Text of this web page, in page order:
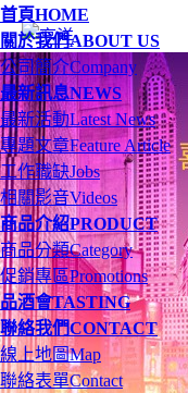
首頁HOME
關於我們ABOUT US
公司簡介Company
最新訊息NEWS
最新活動Latest News
專題文章Feature Article
工作職缺Jobs
相關影音Videos
商品介紹PRODUCT
商品分類Category
促銷專區Promotions
品酒會TASTING
聯絡我們CONTACT
線上地圖Map
聯絡表單Contact